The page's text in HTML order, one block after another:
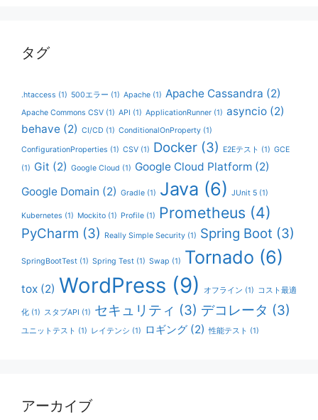
タグ
.htaccess (1) 500エラー (1) Apache (1) Apache Cassandra (2)
Apache Commons CSV (1) API (1) ApplicationRunner (1) asyncio (2)
behave (2) CI/CD (1) ConditionalOnProperty (1)
ConfigurationProperties (1) CSV (1) Docker (3) E2Eテスト (1) GCE
(1) Git (2) Google Cloud (1) Google Cloud Platform (2)
Google Domain (2) Gradle (1) Java (6) JUnit 5 (1)
Kubernetes (1) Mockito (1) Profile (1) Prometheus (4)
PyCharm (3) Really Simple Security (1) Spring Boot (3)
SpringBootTest (1) Spring Test (1) Swap (1) Tornado (6)
tox (2) WordPress (9) オフライン (1) コスト最適
化 (1) スタブAPI (1) セキュリティ (3) デコレータ (3)
ユニットテスト (1) レイテンシ (1) ロギング (2) 性能テスト (1)
アーカイブ